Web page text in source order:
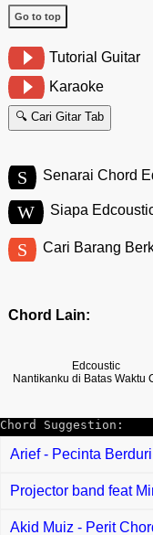
Go to top
Tutorial Guitar
Karaoke
🔍 Cari Gitar Tab
S Senarai Chord
W Siapa
S Cari Barang
Chord Lain:
Edcoustic
Nantikanku di Batas Waktu
Chord Suggestion:
Arief - Pecinta
Projector band feat
Akid Muiz - Perit